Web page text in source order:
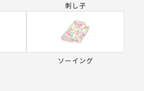
刺し子
ソーイング